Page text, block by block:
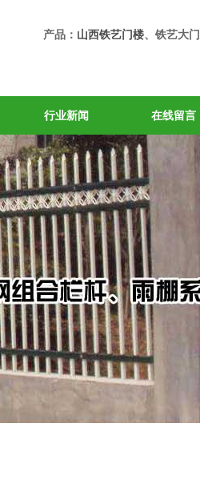
产品： 山西铁艺门楼、铁艺大
行业新闻 在线留言